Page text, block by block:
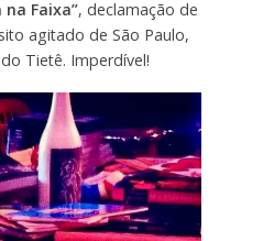
na Faixa”, declamação de
agitado de São Paulo,
Tietê. Imperdível!